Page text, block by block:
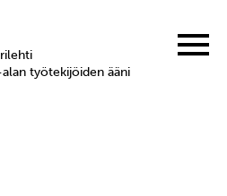
työtekijöiden ääni